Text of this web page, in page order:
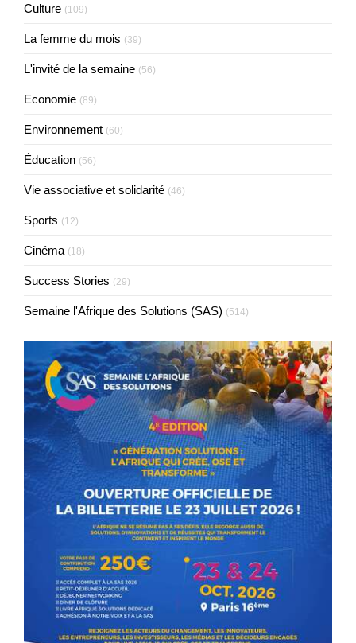
Culture (109)
La femme du mois (39)
L'invité de la semaine (56)
Economie (89)
Environnement (60)
Éducation (56)
Vie associative et solidarité (46)
Sports (12)
Cinéma (18)
Success Stories (29)
Semaine l'Afrique des Solutions (SAS) (514)